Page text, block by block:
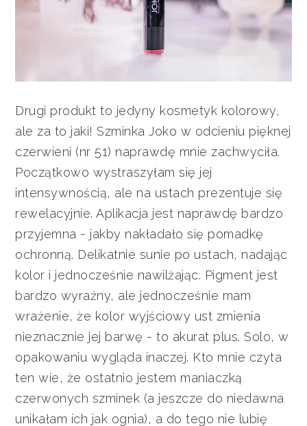
Drugi produkt to jedyny kosmetyk kolorowy,
ale za to jaki! Szminka Joko w odcieniu pięknej
czerwieni (nr 51) naprawdę mnie zachwyciła.
Początkowo wystraszyłam się jej
intensywnością, ale na ustach prezentuje się
rewelacyjnie. Aplikacja jest naprawdę bardzo
przyjemna - jakby nakładało się pomadkę
ochronną. Delikatnie sunie po ustach, nadając
kolor i jednocześnie nawilżając. Pigment jest
bardzo wyraźny, ale jednocześnie mam
wrażenie, że kolor wyjściowy ust zmienia
nieznacznie jej barwę - to akurat plus. Solo, w
opakowaniu wygląda inaczej. Kto mnie czyta
ten wie, że ostatnio jestem maniaczką
czerwonych szminek (a jeszcze do niedawna
unikałam ich jak ognia), a do tego nie lubię